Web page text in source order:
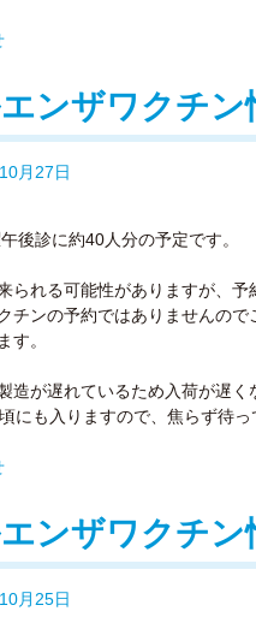
ンザワクチン
月27日
後診に約40人分の予定です。
られる可能性がありますが、
チンの予約ではありませんの
す。
造が遅れているため入荷が遅
にも入りますので、焦らず待っ
ンザワクチン
月25日